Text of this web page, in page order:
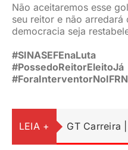
Não aceitaremos esse
seu reitor e não arredará
democracia seja
#SINASEFEnaLuta
#PossedoReitorEleitoJá
#ForaInterventorNoIFRN
LEIA + GT Carreira